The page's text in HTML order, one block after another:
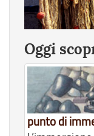
Oggi
punto di